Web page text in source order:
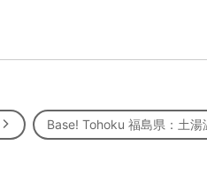
Base! Tohoku 福島県：土